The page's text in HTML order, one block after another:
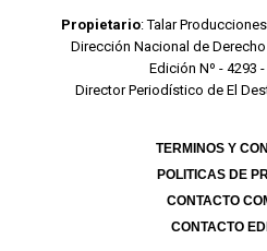
Propietario: Talar
Dirección Nacional de
Edición Nº - 4293
Director Periodístico de El
TERMINOS Y
POLITICAS DE
CONTACTO
CONTACTO